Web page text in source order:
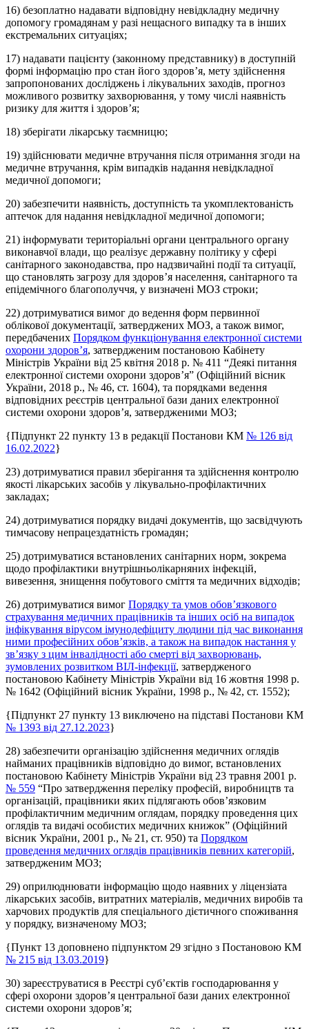
16) безоплатно надавати відповідну невідкладну медичну
допомогу громадянам у разі нещасного випадку та в інших
екстремальних ситуаціях;
17) надавати пацієнту (законному представнику) в доступній
формі інформацію про стан його здоров’я, мету здійснення
запропонованих досліджень і лікувальних заходів, прогноз
можливого розвитку захворювання, у тому числі наявність
ризику для життя і здоров’я;
18) зберігати лікарську таємницю;
19) здійснювати медичне втручання після отримання згоди на
медичне втручання, крім випадків надання невідкладної
медичної допомоги;
20) забезпечити наявність, доступність та укомплектованість
аптечок для надання невідкладної медичної допомоги;
21) інформувати територіальні органи центрального органу
виконавчої влади, що реалізує державну політику у сфері
санітарного законодавства, про надзвичайні події та ситуації,
що становлять загрозу для здоров’я населення, санітарного та
епідемічного благополуччя, у визначені МОЗ строки;
22) дотримуватися вимог до ведення форм первинної
облікової документації, затверджених МОЗ, а також вимог,
передбачених Порядком функціонування електронної системи
охорони здоров’я, затвердженим постановою Кабінету
Міністрів України від 25 квітня 2018 р. № 411 “Деякі питання
електронної системи охорони здоров’я” (Офіційний вісник
України, 2018 р., № 46, ст. 1604), та порядками ведення
відповідних реєстрів центральної бази даних електронної
системи охорони здоров’я, затвердженими МОЗ;
{Підпункт 22 пункту 13 в редакції Постанови КМ № 126 від
16.02.2022}
23) дотримуватися правил зберігання та здійснення контролю
якості лікарських засобів у лікувально-профілактичних
закладах;
24) дотримуватися порядку видачі документів, що засвідчують
тимчасову непрацездатність громадян;
25) дотримуватися встановлених санітарних норм, зокрема
щодо профілактики внутрішньолікарняних інфекцій,
вивезення, знищення побутового сміття та медичних відходів;
26) дотримуватися вимог Порядку та умов обов’язкового
страхування медичних працівників та інших осіб на випадок
інфікування вірусом імунодефіциту людини під час виконання
ними професійних обов’язків, а також на випадок настання у
зв’язку з цим інвалідності або смерті від захворювань,
зумовлених розвитком ВІЛ-інфекції, затвердженого
постановою Кабінету Міністрів України від 16 жовтня 1998 р.
№ 1642 (Офіційний вісник України, 1998 р., № 42, ст. 1552);
{Підпункт 27 пункту 13 виключено на підставі Постанови КМ
№ 1393 від 27.12.2023}
28) забезпечити організацію здійснення медичних оглядів
найманих працівників відповідно до вимог, встановлених
постановою Кабінету Міністрів України від 23 травня 2001 р.
№ 559 “Про затвердження переліку професій, виробництв та
організацій, працівники яких підлягають обов’язковим
профілактичним медичним оглядам, порядку проведення цих
оглядів та видачі особистих медичних книжок” (Офіційний
вісник України, 2001 р., № 21, ст. 950) та Порядком
проведення медичних оглядів працівників певних категорій,
затвердженим МОЗ;
29) оприлюднювати інформацію щодо наявних у ліцензіата
лікарських засобів, витратних матеріалів, медичних виробів та
харчових продуктів для спеціального дієтичного споживання
у порядку, визначеному МОЗ;
{Пункт 13 доповнено підпунктом 29 згідно з Постановою КМ
№ 215 від 13.03.2019}
30) зареєструватися в Реєстрі суб’єктів господарювання у
сфері охорони здоров’я центральної бази даних електронної
системи охорони здоров’я;